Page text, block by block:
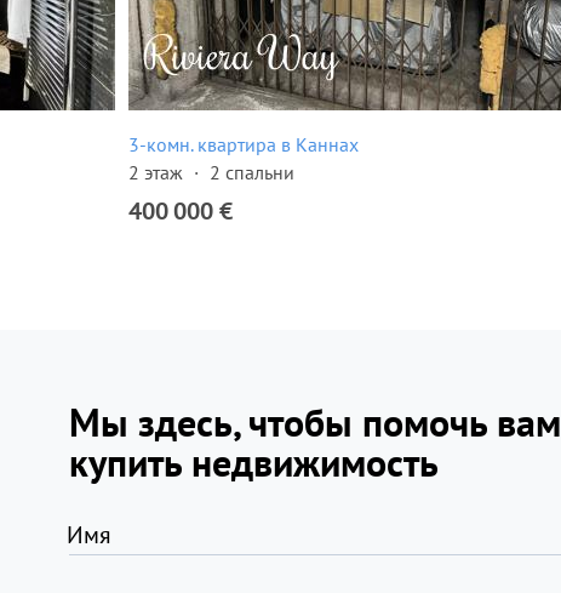
3-комн. квартира в Каннах
2 этаж
2 спальни
400 000 €
Мы здесь, чтобы помочь вам
купить недвижимость
Имя